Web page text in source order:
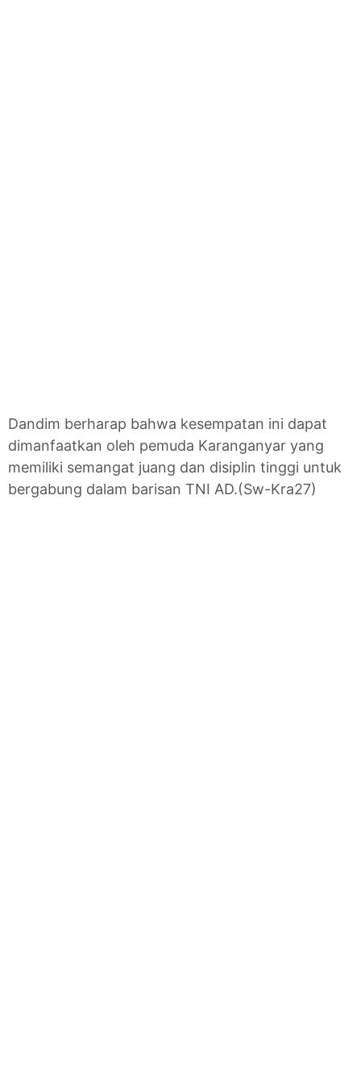
Dandim berharap bahwa kesempatan ini dapat
dimanfaatkan oleh pemuda Karanganyar yang
memiliki semangat juang dan disiplin tinggi untuk
bergabung dalam barisan TNI AD.(Sw-Kra27)